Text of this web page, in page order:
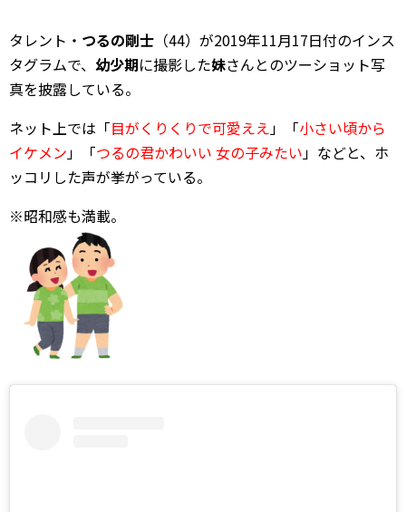
タレント・ つるの剛士 （44）が2019年11月17日付のインス
タグラムで、 幼少期に撮影した妹さんとのツーショット写
真を披露している。
ネット上では「目がくりくりで可愛ええ」「小さい頃から
イケメン」「つるの君かわいい 女の子みたい」などと、ホ
ッコリした声が挙がっている。
※昭和感も満載。